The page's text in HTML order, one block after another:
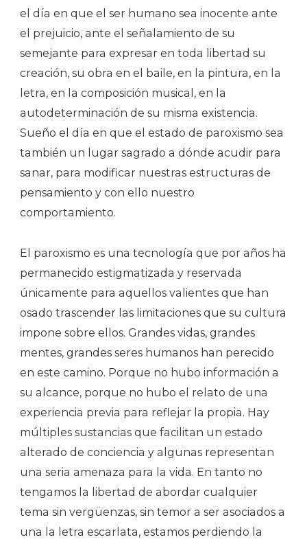
el día en que el ser humano sea inocente ante
el prejuicio, ante el señalamiento de su
semejante para expresar en toda libertad su
creación, su obra en el baile, en la pintura, en la
letra, en la composición musical, en la
autodeterminación de su misma existencia.
Sueño el día en que el estado de paroxismo sea
también un lugar sagrado a dónde acudir para
sanar, para modificar nuestras estructuras de
pensamiento y con ello nuestro
comportamiento.
El paroxismo es una tecnología que por años ha
permanecido estigmatizada y reservada
únicamente para aquellos valientes que han
osado trascender las limitaciones que su cultura
impone sobre ellos. Grandes vidas, grandes
mentes, grandes seres humanos han perecido
en este camino. Porque no hubo información a
su alcance, porque no hubo el relato de una
experiencia previa para reflejar la propia. Hay
múltiples sustancias que facilitan un estado
alterado de conciencia y algunas representan
una seria amenaza para la vida. En tanto no
tengamos la libertad de abordar cualquier
tema sin vergüenzas, sin temor a ser asociados a
una la letra escarlata, estamos perdiendo la